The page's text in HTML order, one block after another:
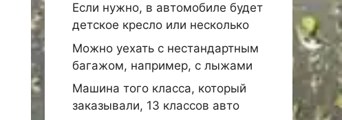
Если нужно, в автомобиле будет
детское кресло или несколько
Можно уехать с нестандартным
багажом, например, с лыжами
Машина того класса, который
заказывали, 13 классов авто